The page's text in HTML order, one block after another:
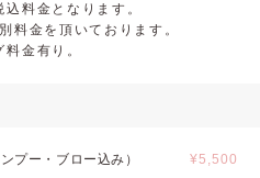
料金となります。
料金を頂いております。
金有り。
プー・ブロー込み） ¥5,500